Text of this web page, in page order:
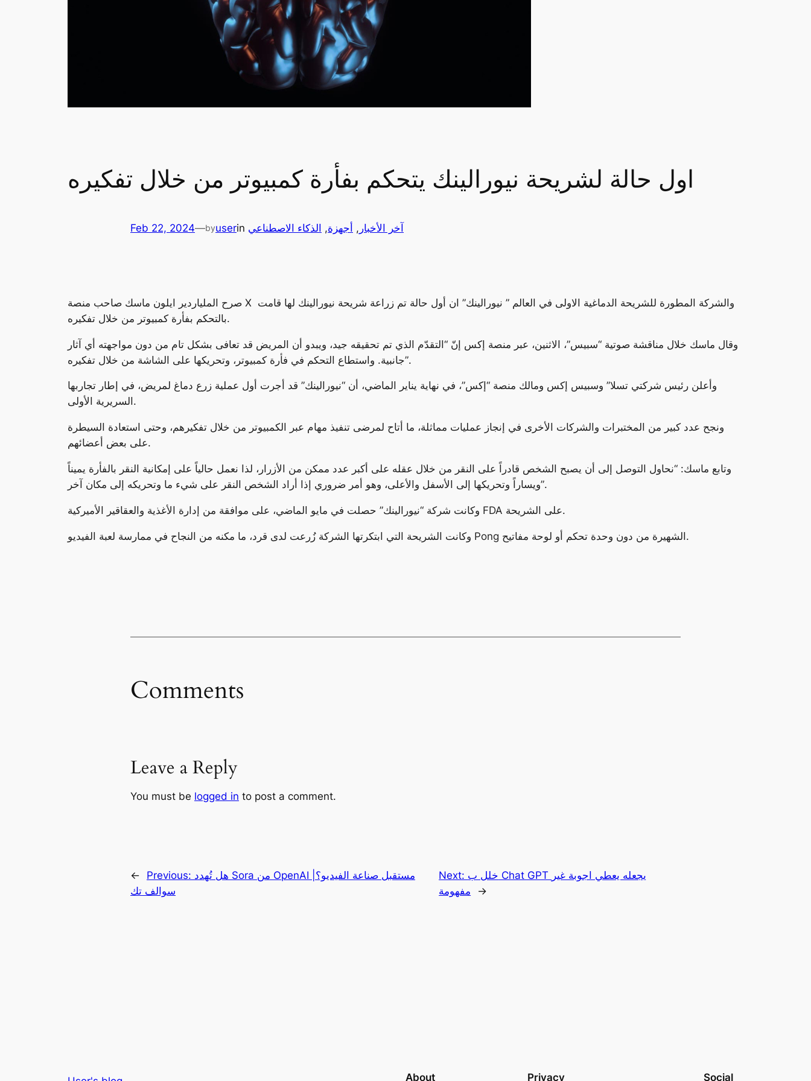
اول حالة لشريحة نيورالينك يتحكم بفأرة كمبيوتر من خلال تفكيره
Feb 22, 2024—byuserin آخر الأخبار , أجهزة, الذكاء الاصطناعي
صرح الملياردير ايلون ماسك صاحب منصة X والشركة المطورة للشريحة الدماغية الاولى في العالم ” نيورالينك” ان أول حالة تم زراعة شريحة نيورالينك لها قامت
بالتحكم بفأرة كمبيوتر من خلال تفكيره.
وقال ماسك خلال مناقشة صوتية “سبيس”، الاثنين، عبر منصة إكس إنّ “التقدّم الذي تم تحقيقه جيد، ويبدو أن المريض قد تعافى بشكل تام من دون مواجهته أي آثار
جانبية. واستطاع التحكم في فأرة كمبيوتر، وتحريكها على الشاشة من خلال تفكيره”.
وأعلن رئيس شركتي تسلا” وسبيس إكس ومالك منصة “إكس”، في نهاية يناير الماضي، أن “نيورالينك” قد أجرت أول عملية زرع دماغ لمريض، في إطار تجاربها
السريرية الأولى.
ونجح عدد كبير من المختبرات والشركات الأخرى في إنجاز عمليات مماثلة، ما أتاح لمرضى تنفيذ مهام عبر الكمبيوتر من خلال تفكيرهم، وحتى استعادة السيطرة
على بعض أعضائهم.
وتابع ماسك: “نحاول التوصل إلى أن يصبح الشخص قادراً على النقر من خلال عقله على أكبر عدد ممكن من الأزرار، لذا نعمل حالياً على إمكانية النقر بالفأرة يميناً
ويساراً وتحريكها إلى الأسفل والأعلى، وهو أمر ضروري إذا أراد الشخص النقر على شيء ما وتحريكه إلى مكان آخر”.
وكانت شركة “نيورالينك” حصلت في مايو الماضي، على موافقة من إدارة الأغذية والعقاقير الأميركية FDA على الشريحة.
وكانت الشريحة التي ابتكرتها الشركة زُرعت لدى قرد، ما مكنه من النجاح في ممارسة لعبة الفيديو Pong الشهيرة من دون وحدة تحكم أو لوحة مفاتيح.
Comments
Leave a Reply
You must be logged in to post a comment.
← Previous: هل تُهدد Sora من OpenAI مستقبل صناعة الفيديو؟|
سوالف تك
Next: خلل ب Chat GPT يجعله يعطي اجوبة غير
مفهومة
→
About Privacy Social